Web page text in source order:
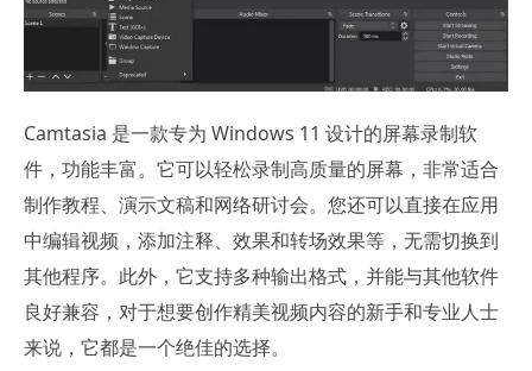
Camtasia 是一款专为 Windows 11 设计的屏幕录制软
件，功能丰富。它可以轻松录制高质量的屏幕，非常适合
制作教程、演示文稿和网络研讨会。您还可以直接在应用
中编辑视频，添加注释、效果和转场效果等，无需切换到
其他程序。此外，它支持多种输出格式，并能与其他软件
良好兼容，对于想要创作精美视频内容的新手和专业人士
来说，它都是一个绝佳的选择。